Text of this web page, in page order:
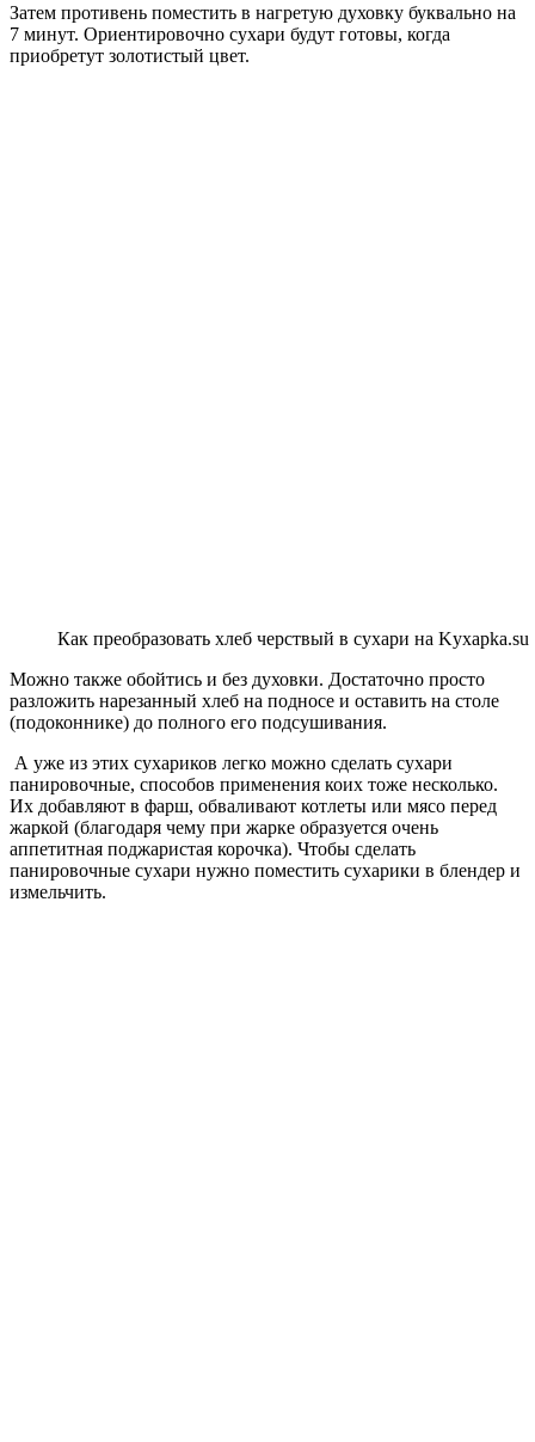
Затем противень поместить в нагретую духовку буквально на
7 минут. Ориентировочно сухари будут готовы, когда
приобретут золотистый цвет.
Как преобразовать хлеб черствый в сухари на Kyxapka.su
Можно также обойтись и без духовки. Достаточно просто
разложить нарезанный хлеб на подносе и оставить на столе
(подоконнике) до полного его подсушивания.
А уже из этих сухариков легко можно сделать сухари
панировочные, способов применения коих тоже несколько.
Их добавляют в фарш, обваливают котлеты или мясо перед
жаркой (благодаря чему при жарке образуется очень
аппетитная поджаристая корочка). Чтобы сделать
панировочные сухари нужно поместить сухарики в блендер и
измельчить.